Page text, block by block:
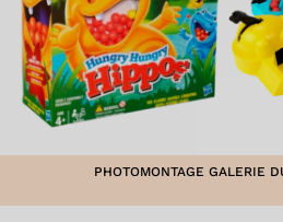
PHOTOMONTAGE GALERIE